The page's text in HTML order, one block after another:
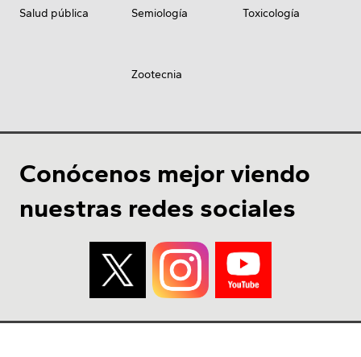
Salud pública Semiología Toxicología
Zootecnia
Conócenos mejor viendo
nuestras redes sociales